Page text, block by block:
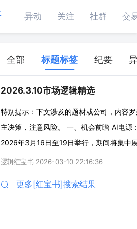
异动 关注 社群 交
全部 标题标签 纪要
2026.3.10市场逻辑精选
特别提示：下文涉及的题材或公司，内容
主决策，注意风险。 一、机会前瞻 AI电
2026年3月16日至19日举行，期间将集中
片功率突破2000W，Feynman突破
逻辑红宝书 2026-03-10 22:16:36
更多[红宝书]搜索结果